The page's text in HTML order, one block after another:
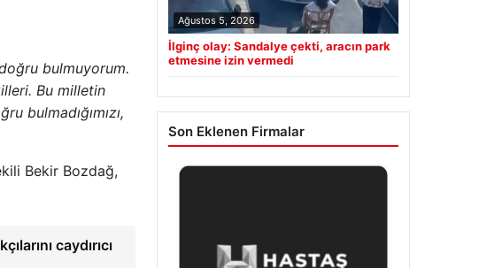
bulmuyorum.
Bu milletin
bulmadığımızı,
Bekir Bozdağ,
caydırıcı
Ağustos 5, 2026
İlginç olay: Sandalye çekti, aracın park
etmesine izin vermedi
Son Eklenen Firmalar